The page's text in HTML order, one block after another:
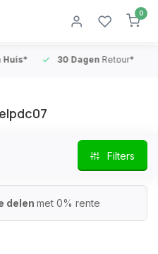
0
30 DagenRetour*
Filters
delen met 0% rente